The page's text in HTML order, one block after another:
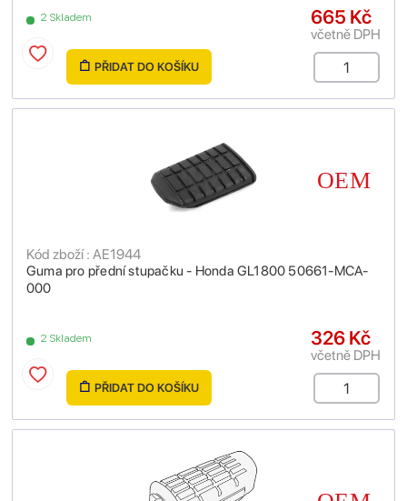
2 Skladem 665 Kč
včetně DPH
PŘIDAT DO KOŠÍKU
Guma pro přední stupačku - Honda GL1800 50661-MCA-
000
Kód zboží : AE1944
2 Skladem 326 Kč
včetně DPH
PŘIDAT DO KOŠÍKU